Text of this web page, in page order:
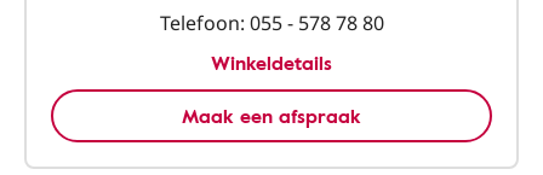
Telefoon: 055 - 578 78 80
Winkeldetails
Maak een afspraak